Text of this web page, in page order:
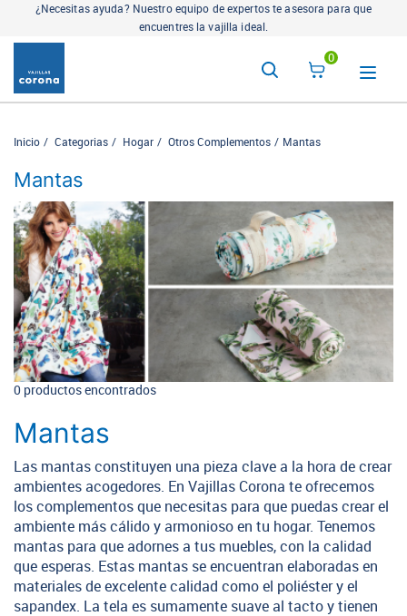
¿Necesitas ayuda? Nuestro equipo de expertos te asesora para que
encuentres la vajilla ideal.
0
Inicio Categorias Hogar Otros Complementos Mantas
Mantas
0 productos encontrados
Mantas
Las mantas constituyen una pieza clave a la hora de crear
ambientes acogedores. En Vajillas Corona te ofrecemos
los complementos que necesitas para que puedas crear el
ambiente más cálido y armonioso en tu hogar. Tenemos
mantas para que adornes a tus muebles, con la calidad
que esperas. Estas mantas se encuentran elaboradas en
materiales de excelente calidad como el poliéster y el
sapandex. La tela es sumamente suave al tacto y tienen